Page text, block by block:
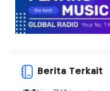
Berita Terkait